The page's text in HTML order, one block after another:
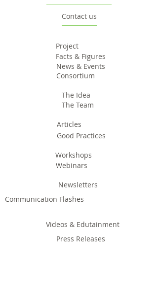
Articles
Good Practices
Workshops
Webinars
Contact us
Newsletters
Communication Flashes
Videos & Edutainment
Press Releases
The Idea
The Team
Project
Facts & Figures
Consortium
News & Events